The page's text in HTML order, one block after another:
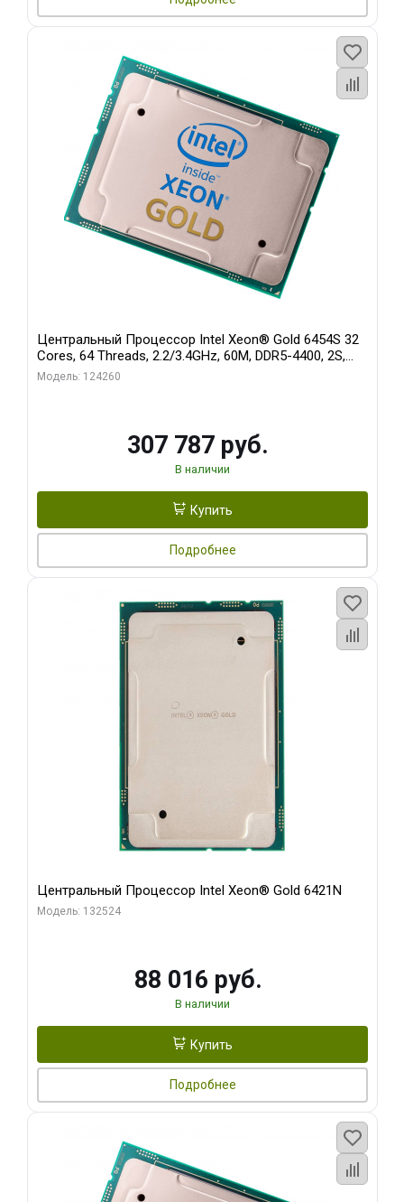
Центральный Процессор Intel Xeon® Gold 6454S 32
Cores, 64 Threads, 2.2/3.4GHz, 60M, DDR5-4400, 2S,
270W OEM
Модель: 124260
307 787 руб.
В наличии
Купить
Подробнее
Центральный Процессор Intel Xeon® Gold 6421N
Модель: 132524
88 016 руб.
В наличии
Купить
Подробнее